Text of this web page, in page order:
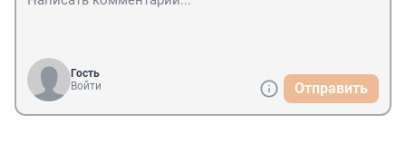
Гость
Войти
Отправить